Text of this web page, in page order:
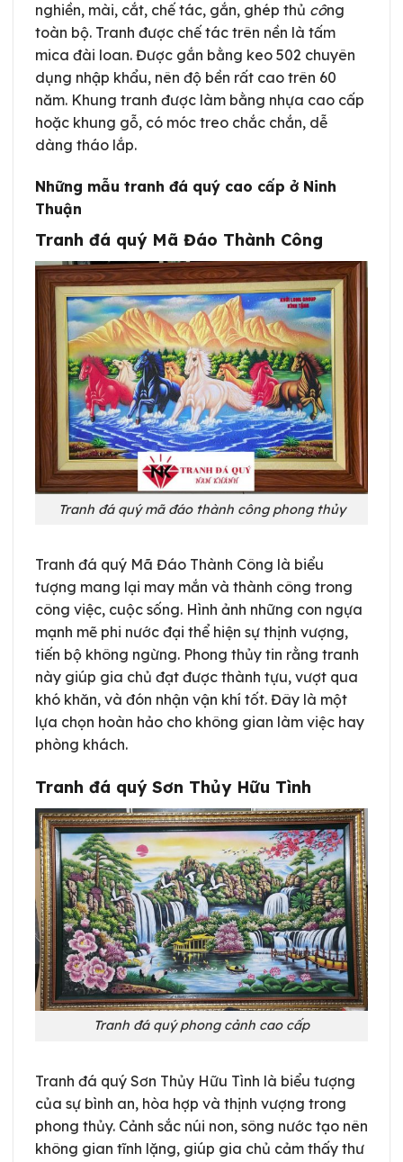
nghiền, mài, cắt, chế tác, gắn, ghép thủ công
toàn bộ. Tranh được chế tác trên nền là tấm
mica đài loan. Được gắn bằng keo 502 chuyên
dụng nhập khẩu, nên độ bền rất cao trên 60
năm. Khung tranh được làm bằng nhựa cao cấp
hoặc khung gỗ, có móc treo chắc chắn, dễ
dàng tháo lắp.
Những mẫu tranh đá quý cao cấp ở Ninh
Thuận
Tranh đá quý Mã Đáo Thành Công
Tranh đá quý mã đáo thành công phong thủy
Tranh đá quý Mã Đáo Thành Công là biểu
tượng mang lại may mắn và thành công trong
công việc, cuộc sống. Hình ảnh những con ngựa
mạnh mẽ phi nước đại thể hiện sự thịnh vượng,
tiến bộ không ngừng. Phong thủy tin rằng tranh
này giúp gia chủ đạt được thành tựu, vượt qua
khó khăn, và đón nhận vận khí tốt. Đây là một
lựa chọn hoàn hảo cho không gian làm việc hay
phòng khách.
Tranh đá quý Sơn Thủy Hữu Tình
Tranh đá quý phong cảnh cao cấp
Tranh đá quý Sơn Thủy Hữu Tình là biểu tượng
của sự bình an, hòa hợp và thịnh vượng trong
phong thủy. Cảnh sắc núi non, sông nước tạo nên
không gian tĩnh lặng, giúp gia chủ cảm thấy thư